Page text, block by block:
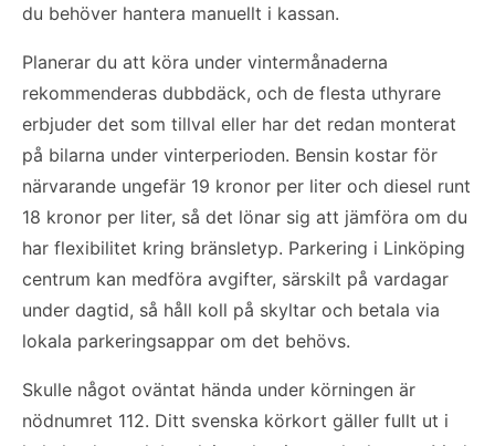
du behöver hantera manuellt i kassan.
Planerar du att köra under vintermånaderna
rekommenderas dubbdäck, och de flesta uthyrare
erbjuder det som tillval eller har det redan monterat
på bilarna under vinterperioden. Bensin kostar för
närvarande ungefär 19 kronor per liter och diesel runt
18 kronor per liter, så det lönar sig att jämföra om du
har flexibilitet kring bränsletyp. Parkering i Linköping
centrum kan medföra avgifter, särskilt på vardagar
under dagtid, så håll koll på skyltar och betala via
lokala parkeringsappar om det behövs.
Skulle något oväntat hända under körningen är
nödnumret 112. Ditt svenska körkort gäller fullt ut i